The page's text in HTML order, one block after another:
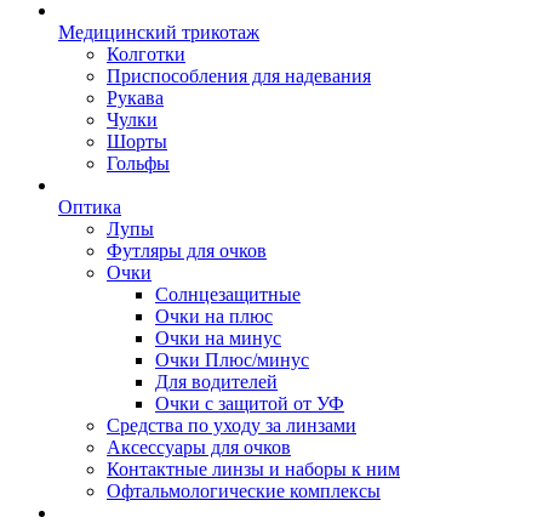
Медицинский трикотаж
Колготки
Приспособления для надевания
Рукава
Чулки
Шорты
Гольфы
Оптика
Лупы
Футляры для очков
Очки
Солнцезащитные
Очки на плюс
Очки на минус
Очки Плюс/минус
Для водителей
Очки с защитой от УФ
Средства по уходу за линзами
Аксессуары для очков
Контактные линзы и наборы к ним
Офтальмологические комплексы